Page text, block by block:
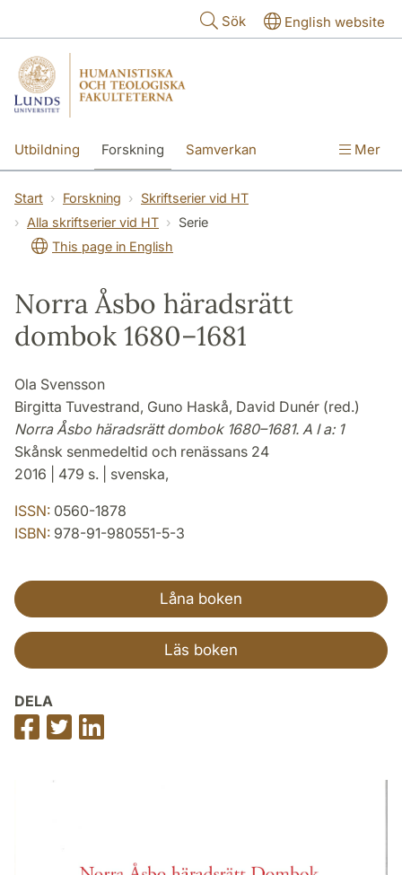
Sök English website
Utbildning Forskning Samverkan Mer
Start Forskning
Skriftserier vid HT
Alla skriftserier vid HT
Serie
This page in English
Norra Åsbo häradsrätt
dombok 1680–1681
Ola Svensson
Birgitta Tuvestrand, Guno Haskå, David Dunér (red.)
Norra Åsbo häradsrätt dombok 1680–1681. A I a: 1
Skånsk senmedeltid och renässans 24
2016 | 479 s. | svenska,
ISSN: 0560-1878
ISBN: 978-91-980551-5-3
Låna boken
Läs boken
DELA
Dela
på
Dela
på
på